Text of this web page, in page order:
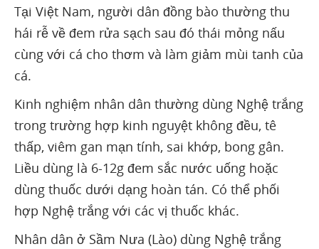
Tại Việt Nam, người dân đồng bào thường thu
hái rễ về đem rửa sạch sau đó thái mỏng nấu
cùng với cá cho thơm và làm giảm mùi tanh của
cá.
Kinh nghiệm nhân dân thường dùng Nghệ trắng
trong trường hợp kinh nguyệt không đều, tê
thấp, viêm gan mạn tính, sai khớp, bong gân.
Liều dùng là 6-12g đem sắc nước uống hoặc
dùng thuốc dưới dạng hoàn tán. Có thể phối
hợp Nghệ trắng với các vị thuốc khác.
Nhân dân ở Sầm Nưa (Lào) dùng Nghệ trắng